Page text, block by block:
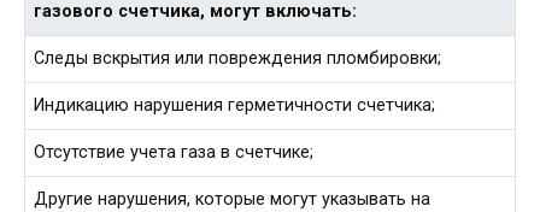
газового счетчика, могут включать:
Следы вскрытия или повреждения пломбировки;
Индикацию нарушения герметичности счетчика;
Отсутствие учета газа в счетчике;
Другие нарушения, которые могут указывать на